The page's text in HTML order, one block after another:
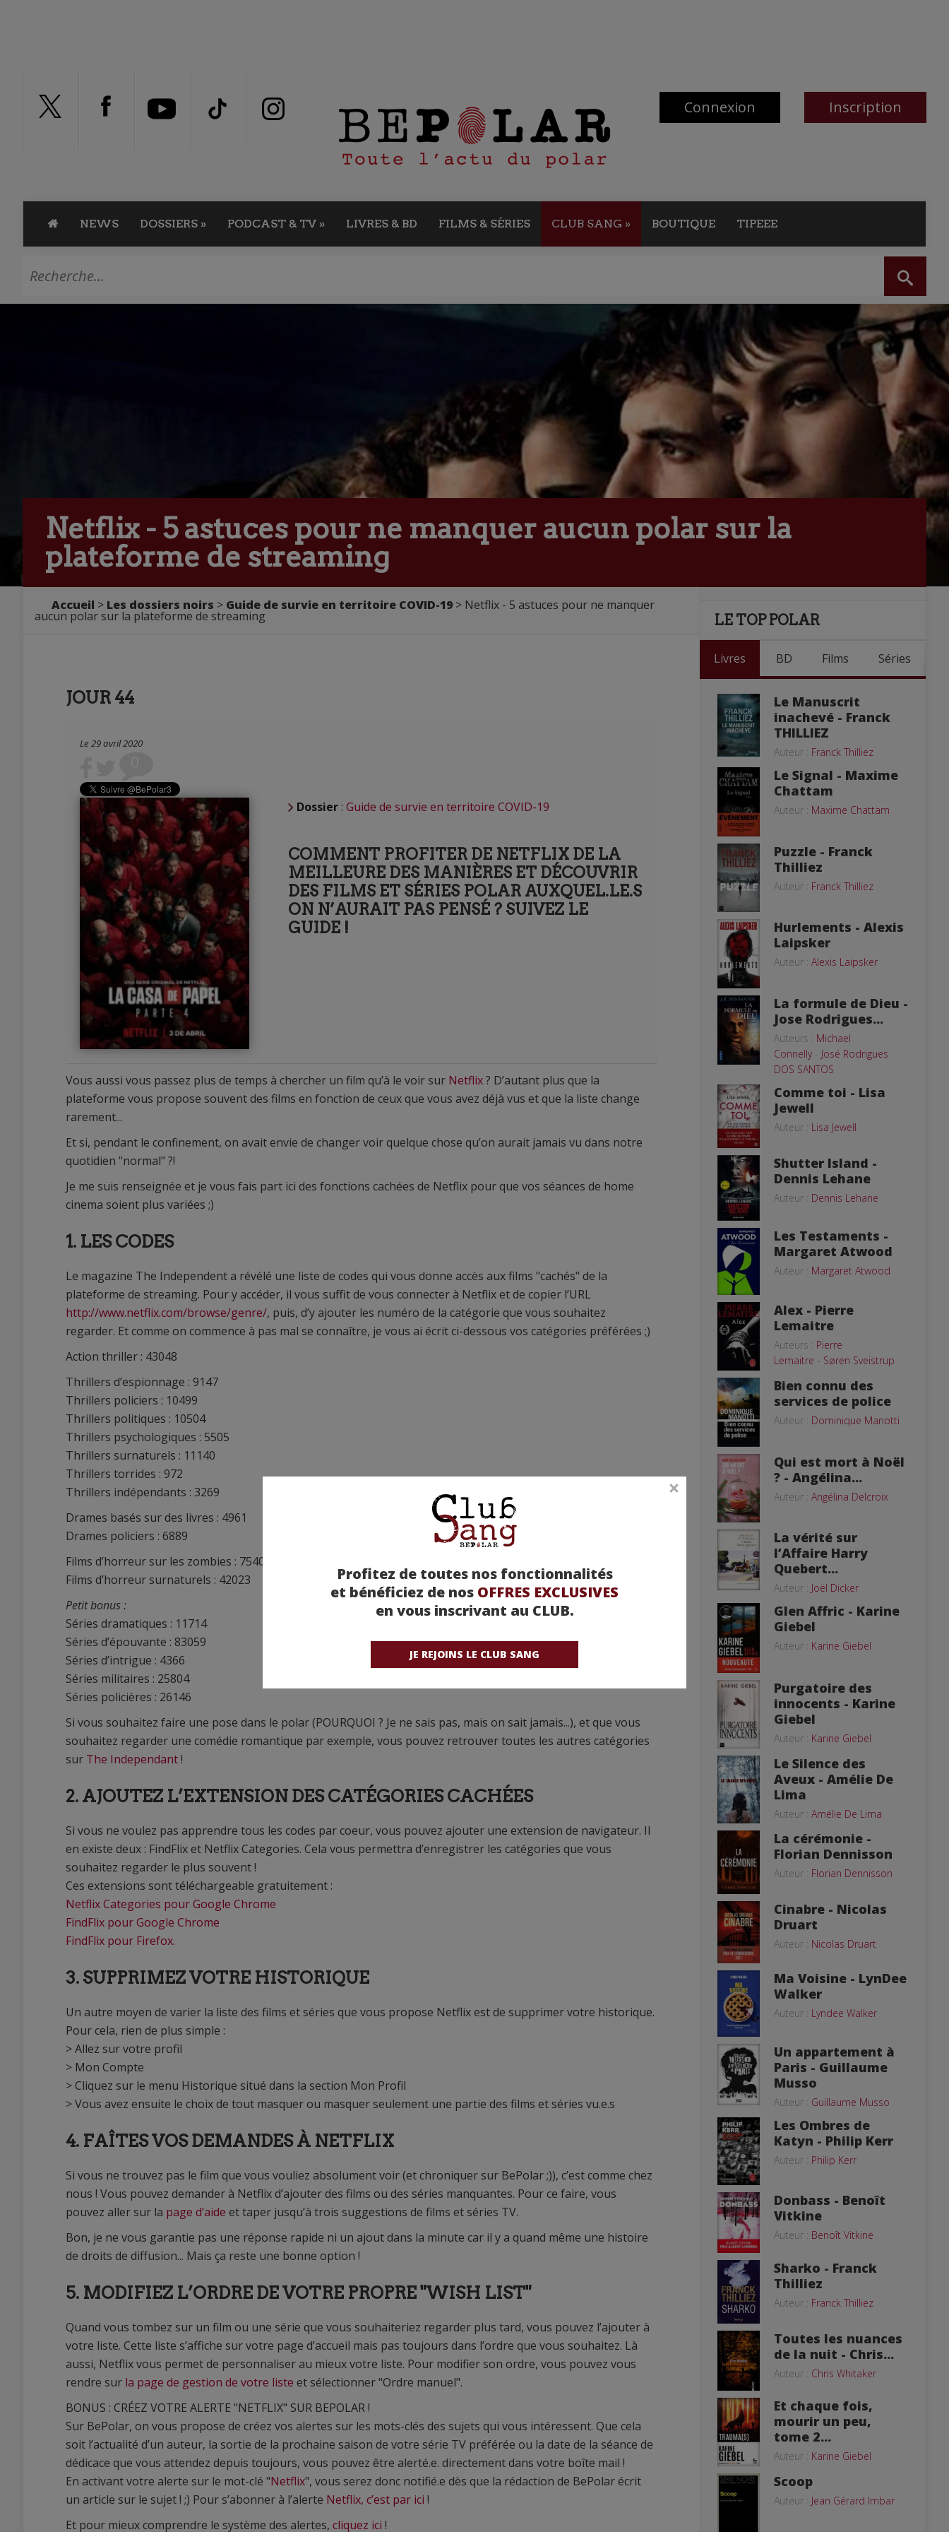
Connexion Inscription
NEWS DOSSIERS » PODCAST & TV » LIVRES & BD FILMS & SÉRIES CLUB SANG » BOUTIQUE TIPEEE
Profitez de toutes nos fonctionnalités
et bénéficiez de nos OFFRES EXCLUSIVES
en vous inscrivant au CLUB.
JE REJOINS LE CLUB SANG
Netflix - 5 astuces pour ne manquer aucun polar sur la
plateforme de streaming
Accueil > Les dossiers noirs > Guide de survie en territoire COVID-19 > Netflix - 5 astuces pour ne manquer
aucun polar sur la plateforme de streaming
JOUR 44
Le 29 avril 2020
0
Dossier : Guide de survie en territoire COVID-19
COMMENT PROFITER DE NETFLIX DE LA
MEILLEURE DES MANIÈRES ET DÉCOUVRIR
DES FILMS ET SÉRIES POLAR AUXQUEL.LE.S
ON N’AURAIT PAS PENSÉ ? SUIVEZ LE
GUIDE !
Vous aussi vous passez plus de temps à chercher un film qu’à le voir sur Netflix? D’autant plus que la
plateforme vous propose souvent des films en fonction de ceux que vous avez déjà vus et que la liste change
rarement...
Et si, pendant le confinement, on avait envie de changer voir quelque chose qu’on aurait jamais vu dans notre
quotidien "normal" ?!
Je me suis renseignée et je vous fais part ici des fonctions cachées de Netflix pour que vos séances de home
cinema soient plus variées ;)
1. LES CODES
Le magazine The Independent a révélé une liste de codes qui vous donne accès aux films "cachés" de la
plateforme de streaming. Pour y accéder, il vous suffit de vous connecter à Netflix et de copier l’URL
http://www.netflix.com/browse/genre/, puis, d’y ajouter les numéro de la catégorie que vous souhaitez
regarder. Et comme on commence à pas mal se connaître, je vous ai écrit ci-dessous vos catégories préférées ;)
Action thriller : 43048
Thrillers d’espionnage : 9147
Thrillers policiers : 10499
Thrillers politiques : 10504
Thrillers psychologiques : 5505
Thrillers surnaturels : 11140
Thrillers torrides : 972
Thrillers indépendants : 3269
Drames basés sur des livres : 4961
Drames policiers : 6889
Films d’horreur sur les zombies : 75405
Films d’horreur surnaturels : 42023
Petit bonus :
Séries dramatiques : 11714
Séries d’épouvante : 83059
Séries d’intrigue : 4366
Séries militaires : 25804
Séries policières : 26146
Si vous souhaitez faire une pose dans le polar (POURQUOI ? Je ne sais pas, mais on sait jamais...), et que vous
souhaitez regarder une comédie romantique par exemple, vous pouvez retrouver toutes les autres catégories
sur The Independant!
2. AJOUTEZ L’EXTENSION DES CATÉGORIES CACHÉES
Si vous ne voulez pas apprendre tous les codes par coeur, vous pouvez ajouter une extension de navigateur. Il
en existe deux : FindFlix et Netflix Categories. Cela vous permettra d’enregistrer les catégories que vous
souhaitez regarder le plus souvent !
Ces extensions sont téléchargeable gratuitement :
Netflix Categories pour Google Chrome
FindFlix pour Google Chrome
FindFlix pour Firefox.
3. SUPPRIMEZ VOTRE HISTORIQUE
Un autre moyen de varier la liste des films et séries que vous propose Netflix est de supprimer votre historique.
Pour cela, rien de plus simple :
> Allez sur votre profil
> Mon Compte
> Cliquez sur le menu Historique situé dans la section Mon Profil
> Vous avez ensuite le choix de tout masquer ou masquer seulement une partie des films et séries vu.e.s
4. FAÎTES VOS DEMANDES À NETFLIX
Si vous ne trouvez pas le film que vous vouliez absolument voir (et chroniquer sur BePolar ;)), c’est comme chez
nous ! Vous pouvez demander à Netflix d’ajouter des films ou des séries manquantes. Pour ce faire, vous
pouvez aller sur la page d’aide et taper jusqu’à trois suggestions de films et séries TV.
Bon, je ne vous garantie pas une réponse rapide ni un ajout dans la minute car il y a quand même une histoire
de droits de diffusion... Mais ça reste une bonne option !
5. MODIFIEZ L’ORDRE DE VOTRE PROPRE "WISH LIST"
Quand vous tombez sur un film ou une série que vous souhaiteriez regarder plus tard, vous pouvez l’ajouter à
votre liste. Cette liste s’affiche sur votre page d’accueil mais pas toujours dans l’ordre que vous souhaitez. Là
aussi, Netflix vous permet de personnaliser au mieux votre liste. Pour modifier son ordre, vous pouvez vous
rendre sur la page de gestion de votre liste et sélectionner "Ordre manuel".
BONUS : CRÉEZ VOTRE ALERTE "NETFLIX" SUR BEPOLAR !
Sur BePolar, on vous propose de créez vos alertes sur les mots-clés des sujets qui vous intéressent. Que cela
soit l’actualité d’un auteur, la sortie de la prochaine saison de votre série TV préférée ou la date de la séance de
dédicace que vous attendez depuis toujours, vous pouvez être alerté.e. directement dans votre boîte mail !
En activant votre alerte sur le mot-clé "Netflix", vous serez donc notifié.e dès que la rédaction de BePolar écrit
un article sur le sujet ! ;) Pour s’abonner à l’alerte Netflix, c’est par ici !
Et pour mieux comprendre le système des alertes, cliquez ici !
LE TOP POLAR
Livres BD Films Séries
Le Manuscrit
inachevé - Franck
THILLIEZ
Auteur : Franck Thilliez
Le Signal - Maxime
Chattam
Auteur : Maxime Chattam
Puzzle - Franck
Thilliez
Auteur : Franck Thilliez
Hurlements - Alexis
Laipsker
Auteur : Alexis Laipsker
La formule de Dieu -
Jose Rodrigues...
Auteurs : Michael
Connelly- José Rodrigues
DOS SANTOS
Comme toi - Lisa
Jewell
Auteur : Lisa Jewell
Shutter Island -
Dennis Lehane
Auteur : Dennis Lehane
Les Testaments -
Margaret Atwood
Auteur : Margaret Atwood
Alex - Pierre
Lemaitre
Auteurs : Pierre
Lemaitre - Søren Sveistrup
Bien connu des
services de police
Auteur : Dominique Manotti
Qui est mort à Noël
? - Angélina...
Auteur : Angélina Delcroix
La vérité sur
l’Affaire Harry
Quebert...
Auteur : Joël Dicker
Glen Affric - Karine
Giebel
Auteur : Karine Giebel
Purgatoire des
innocents - Karine
Giebel
Auteur : Karine Giebel
Le Silence des
Aveux - Amélie De
Lima
Auteur : Amélie De Lima
La cérémonie -
Florian Dennisson
Auteur : Florian Dennisson
Cinabre - Nicolas
Druart
Auteur : Nicolas Druart
Ma Voisine - LynDee
Walker
Auteur : Lyndee Walker
Un appartement à
Paris - Guillaume
Musso
Auteur : Guillaume Musso
Les Ombres de
Katyn - Philip Kerr
Auteur : Philip Kerr
Donbass - Benoît
Vitkine
Auteur : Benoît Vitkine
Sharko - Franck
Thilliez
Auteur : Franck Thilliez
Toutes les nuances
de la nuit - Chris...
Auteur : Chris Whitaker
Et chaque fois,
mourir un peu,
tome 2...
Auteur : Karine Giebel
Scoop
Auteur : Jean Gérard Imbar